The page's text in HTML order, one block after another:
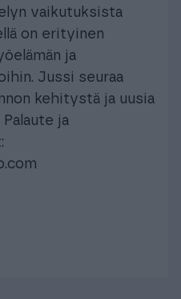
vaikutuksista
on erityinen
ja
Jussi seuraa
kehitystä ja uusia
ja